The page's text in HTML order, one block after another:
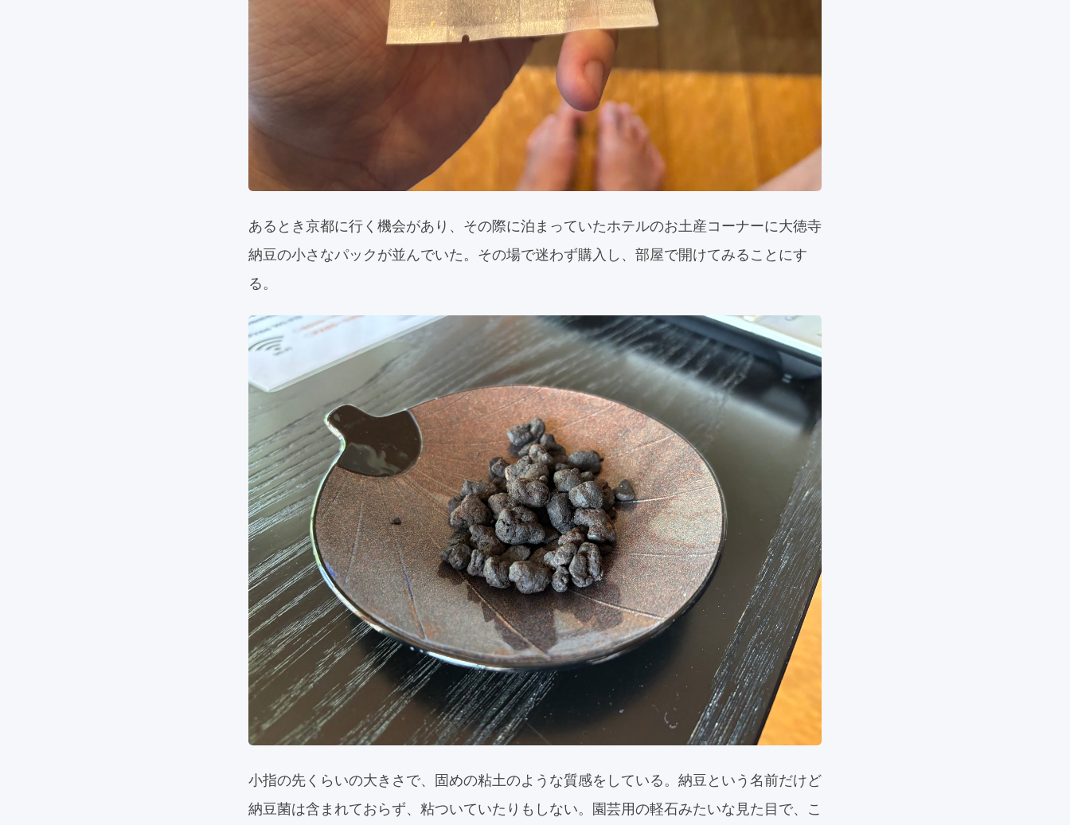
あるとき京都に行く機会があり、その際に泊まっていたホテルのお土産コーナーに大徳寺
納豆の小さなパックが並んでいた。その場で迷わず購入し、部屋で開けてみることにす
る。
小指の先くらいの大きさで、固めの粘土のような質感をしている。納豆という名前だけど
納豆菌は含まれておらず、粘ついていたりもしない。園芸用の軽石みたいな見た目で、こ